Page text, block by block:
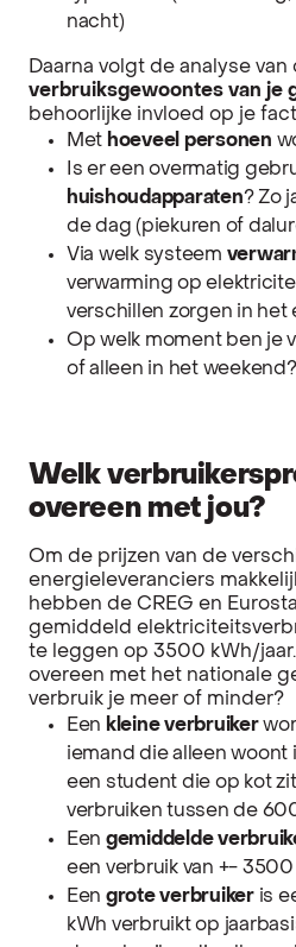
nacht)
Daarna volgt de analyse van
verbruiksgewoontes van je
behoorlijke invloed op je
Met hoeveel personen
Is er een overmatig
huishoudapparaten? Zo
de dag (piekuren of
Via welk systeem
verwarming op
verschillen zorgen in het
Op welk moment ben je
of alleen in het
Welk
overeen met jou?
Om de prijzen van de
energieleveranciers
hebben de CREG en
gemiddeld
te leggen op 3500 kWh/
overeen met het nationale
verbruik je meer of minder?
Een kleine verbruiker
iemand die alleen
een student die op kot
verbruiken tussen de
Een gemiddelde
een verbruik van +- 3500
Een grote verbruikeris
kWh verbruikt op